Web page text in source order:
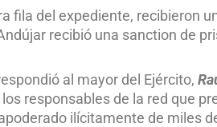
fila del expediente, recibieron
recibió una sanction de
al mayor del Ejército,
responsables de la red que
ilícitamente de miles